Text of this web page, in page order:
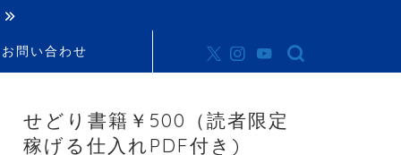
お問い合わせ
せどり書籍￥500（読者限定
稼げる仕入れPDF付き)